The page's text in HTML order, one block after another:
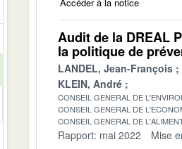
Audit de la DREAL
la politique de
LANDEL, Jean-François
KLEIN, André
CONSEIL GENERAL DE
CONSEIL GENERAL DE
CONSEIL GENERAL DE
Rapport: mai 2022 Mise